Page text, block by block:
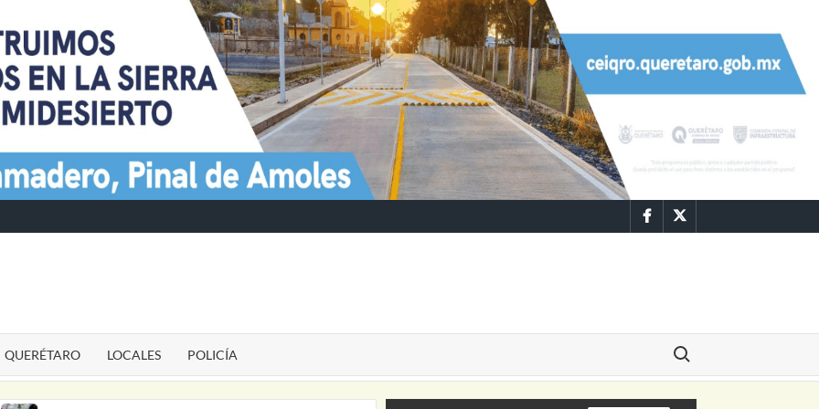
FacebookTwitter
QUERÉTARO LOCALES POLICÍA
Buscar: